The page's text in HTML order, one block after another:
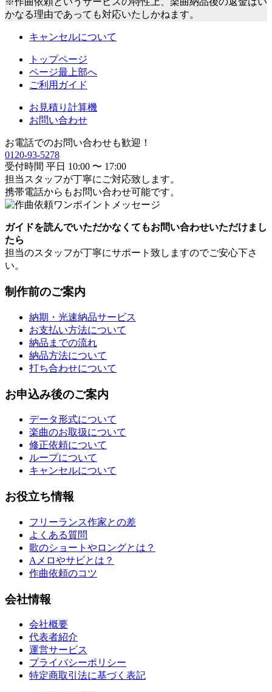
かなる理由であっても対応いたしかねます。
キャンセルについて
トップページ
ページ最上部へ
ご利用ガイド
お見積り計算機
お問い合わせ
お電話でのお問い合わせも歓迎！
0120-93-5278
受付時間 平日 10:00 〜 17:00
担当スタッフが丁寧にご対応致します。
携帯電話からもお問い合わせ可能です。
ガイドを読んでいただかなくてもお問い合わせいただけまし
たら
担当のスタッフが丁寧にサポート致しますのでご安心下さ
い。
制作前のご案内
納期・光速納品サービス
お支払い方法について
納品までの流れ
納品方法について
打ち合わせについて
お申込み後のご案内
データ形式について
楽曲のお取扱について
修正依頼について
ループについて
キャンセルについて
お役立ち情報
フリーランス作家との差
よくある質問
歌のショートやロングとは？
Aメロやサビとは？
作曲依頼のコツ
会社情報
会社概要
代表者紹介
運営サービス
プライバシーポリシー
特定商取引法に基づく表記